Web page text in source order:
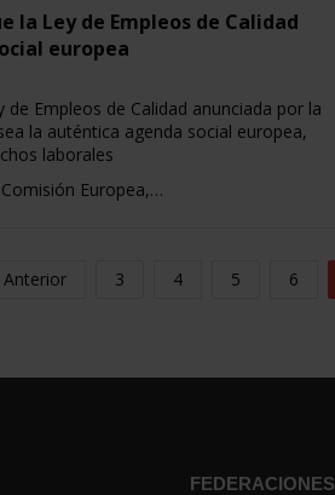
la Ley de Empleos de Calidad
europea
de Empleos de Calidad anunciada por la
la auténtica agenda social europea,
laborales
Europea,…
Anterior 3 4 5 6
FEDERACIONES